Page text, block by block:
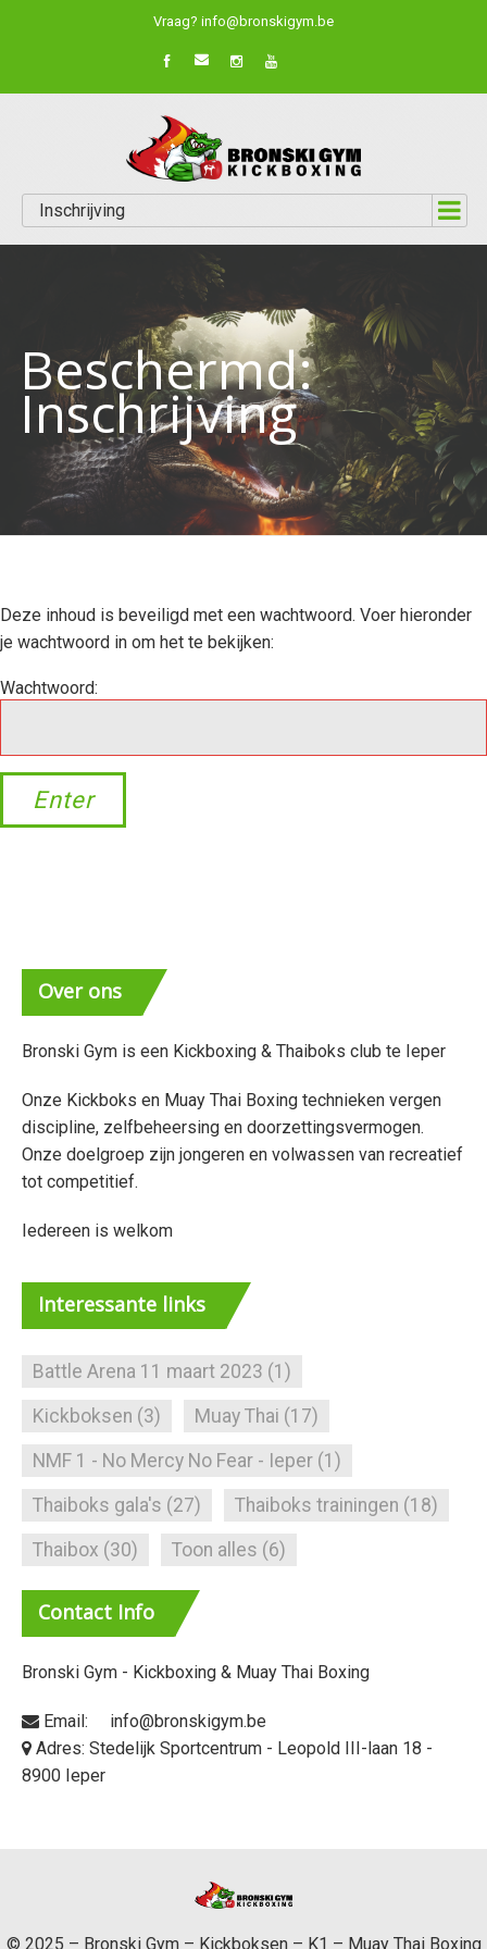
Vraag? info@bronskigym.be
Inschrijving
Beschermd:
Inschrijving
Deze inhoud is beveiligd met een wachtwoord. Voer hieronder
je wachtwoord in om het te bekijken:
Wachtwoord:
Overons
Bronski Gym is een Kickboxing & Thaiboks club te Ieper
Onze Kickboks en Muay Thai Boxing technieken vergen
discipline, zelfbeheersing en doorzettingsvermogen.
Onze doelgroep zijn jongeren en volwassen van recreatief
tot competitief.
Iedereen is welkom
Interessante links
Battle Arena 11 maart 2023 (1)
Kickboksen (3) Muay Thai (17)
NMF 1 - No Mercy No Fear - Ieper (1)
Thaiboks gala's (27) Thaiboks trainingen (18)
Thaibox (30) Toon alles (6)
Contact Info
Bronski Gym - Kickboxing & Muay Thai Boxing
Email: info@bronskigym.be
Adres: Stedelijk Sportcentrum - Leopold III-laan 18 -
8900 Ieper
© 2025 – Bronski Gym – Kickboksen – K1 – Muay Thai Boxing